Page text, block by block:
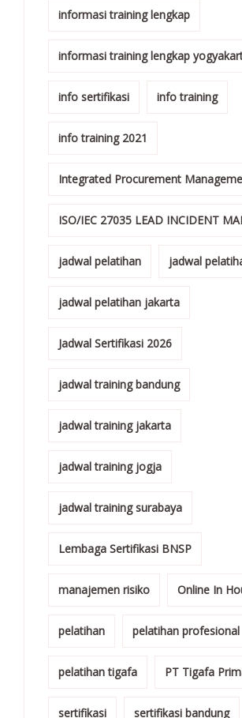
informasi training lengkap
informasi training lengkap
info sertifikasi info training
info training 2021
Integrated Procurement
ISO/IEC 27035 LEAD INCIDENT
jadwal pelatihan jadwal
jadwal pelatihan jakarta
Jadwal Sertifikasi 2026
jadwal training bandung
jadwal training jakarta
jadwal training jogja
jadwal training surabaya
Lembaga Sertifikasi BNSP
manajemen risiko Online In
pelatihan pelatihan profesional
pelatihan tigafa PT Tigafa
sertifikasi sertifikasi bandung